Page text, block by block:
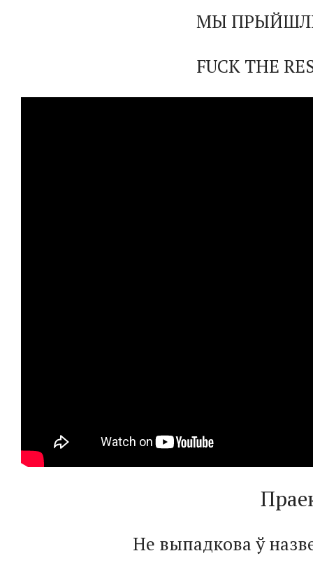
МЫ ПРЫЙШЛІ
FUCK THE
Не выпадкова ў